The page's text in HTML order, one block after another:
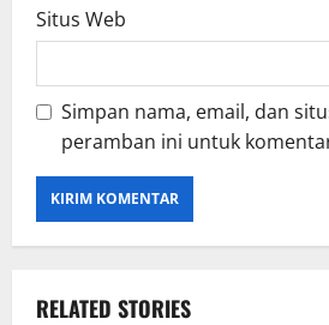
Situs Web
Simpan nama, email, dan
peramban ini untuk
RELATED STORIES